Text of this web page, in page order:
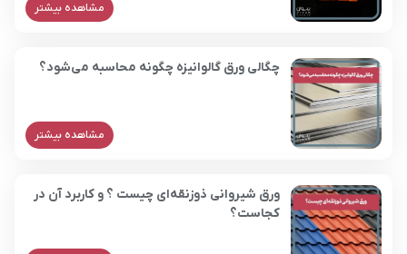
مشاهده بیشتر
چگالی ورق گالوانیزه چگونه محاسبه می‌شود؟
مشاهده بیشتر
ورق شیروانی ذوزنقه‌ای چیست ؟ و کاربرد آن در
کجاست؟